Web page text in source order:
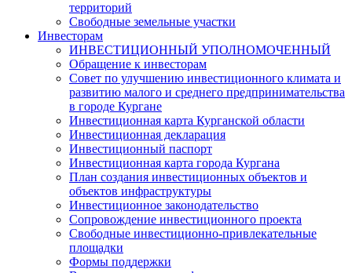
территорий
Свободные земельные участки
Инвесторам
ИНВЕСТИЦИОННЫЙ УПОЛНОМОЧЕННЫЙ
Обращение к инвесторам
Совет по улучшению инвестиционного климата и
развитию малого и среднего предпринимательства
в городе Кургане
Инвестиционная карта Курганской области
Инвестиционная декларация
Инвестиционный паспорт
Инвестиционная карта города Кургана
План создания инвестиционных объектов и
объектов инфраструктуры
Инвестиционное законодательство
Сопровождение инвестиционного проекта
Свободные инвестиционно-привлекательные
площадки
Формы поддержки